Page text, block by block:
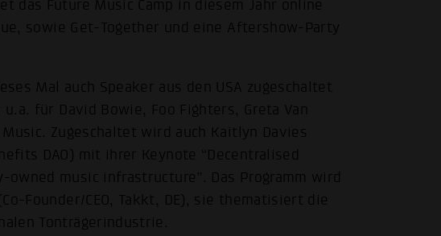
das Future Music Camp in diesem Jahr online
sowie Get-Together und eine Aftershow-Party
Mal auch Speaker aus den USA zugeschaltet
für David Bowie, Foo Fighters, Greta Van
Zugeschaltet wird auch Kaitlyn Davies
DAO) mit ihrer Keynote “Decentralised
owned music infrastructure”. Das Programm wird
Founder/CEO, Takkt, DE), sie thematisiert die
Tonträgerindustrie.